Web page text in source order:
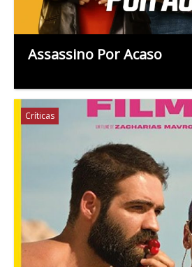
Assassino Por Acaso
Críticas